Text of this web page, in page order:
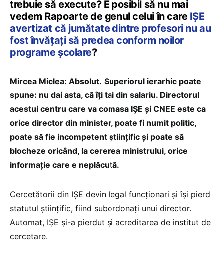
trebuie să execute? E posibil să nu mai
vedem Rapoarte de genul celui în care IȘE
avertizat că jumătate dintre profesori nu au
fost învățați să predea conform noilor
programe școlare?
Mircea Miclea: Absolut. Superiorul ierarhic poate
spune: nu dai asta, că îți tai din salariu. Directorul
acestui centru care va comasa IȘE și CNEE este ca
orice director din minister, poate fi numit politic,
poate să fie incompetent științific și poate să
blocheze oricând, la cererea ministrului, orice
informație care e neplăcută.
Cercetătorii din IȘE devin legal funcționari și își pierd
statutul științific, fiind subordonați unui director.
Automat, IȘE și-a pierdut și acreditarea de institut de
cercetare.